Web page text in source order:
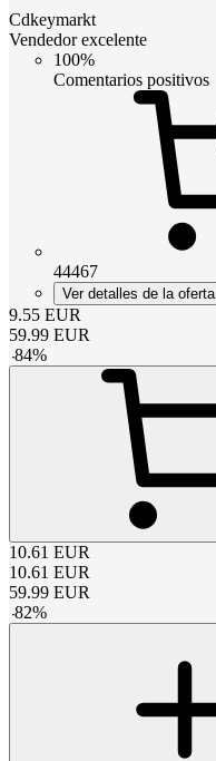
Cdkeymarkt
Vendedor excelente
100%
Comentarios positivos
44467
Ver detalles de la oferta
9.55 EUR
59.99 EUR
-84%
10.61 EUR
10.61 EUR
59.99 EUR
-82%